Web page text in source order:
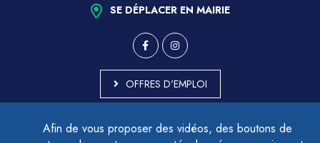
Afin de vous proposer des vidéos, des boutons de
SE DÉPLACER EN MAIRIE
OFFRES D'EMPLOI
ACCESSIBILITÉ - PARTIELLEMENT CONFORME